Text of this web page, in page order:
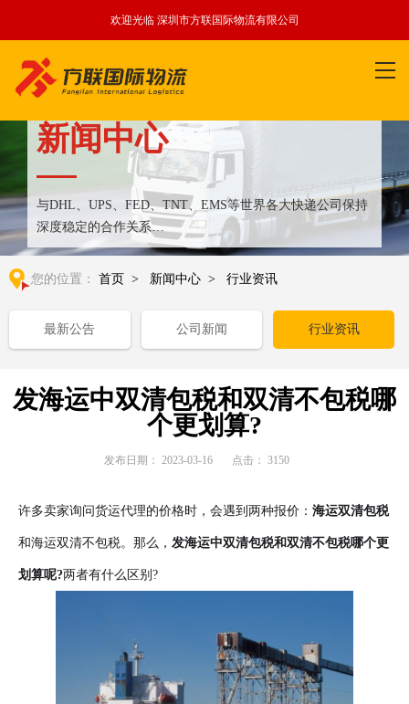
欢迎光临 深圳市方联国际物流有限公司
新闻中心
与DHL、UPS、FED、TNT、EMS等世界各大快递公司保持
深度稳定的合作关系
整合全球优质物流运输资源,满足国内外客户更多个性化需求
您的位置： 首页 > 新闻中心 > 行业资讯
最新公告 公司新闻 行业资讯
发海运中双清包税和双清不包税哪
个更划算?
发布日期： 2023-03-16 点击： 3150
许多卖家询问货运代理的价格时，会遇到两种报价： 海运双清包税
和海运双清不包税。那么， 发海运中双清包税和双清不包税哪个更
划算呢?两者有什么区别?